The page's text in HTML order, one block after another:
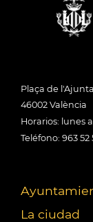
Plaça de
46002 València
Horarios: lunes
Teléfono: 963 52
La ciudad